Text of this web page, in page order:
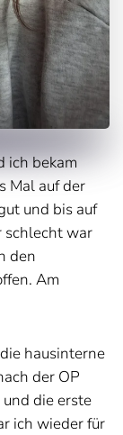
ich bekam
Mal auf der
und bis auf
schlecht war
den
Am
hausinterne
der OP
die erste
ich wieder für